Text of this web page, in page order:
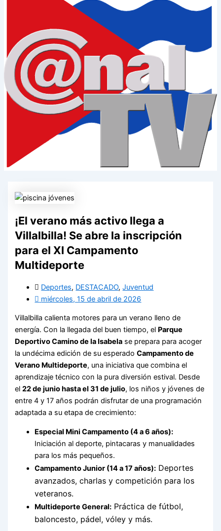
¡El verano más activo llega a
Villalbilla! Se abre la inscripción
para el XI Campamento
Multideporte
Deportes, DESTACADO,Juventud
miércoles, 15 de abril de 2026
Villalbilla calienta motores para un verano lleno de
energía. Con la llegada del buen tiempo, el Parque
Deportivo Camino de la Isabela se prepara para acoger
la undécima edición de su esperadoCampamento de
Verano Multideporte, una iniciativa que combina el
aprendizaje técnico con la pura diversión estival. Desde
el22 de junio hasta el 31 de julio, los niños y jóvenes de
entre4 y 17 años podrán disfrutar de una programación
adaptada a su etapa de crecimiento:
Especial Mini Campamento (4 a 6 años):
Iniciación al deporte, pintacaras y manualidades
para los más pequeños.
Campamento Junior (14 a 17 años): Deportes
avanzados, charlas y competición para los
veteranos.
Multideporte General: Práctica de fútbol,
baloncesto, pádel, vóley y más.